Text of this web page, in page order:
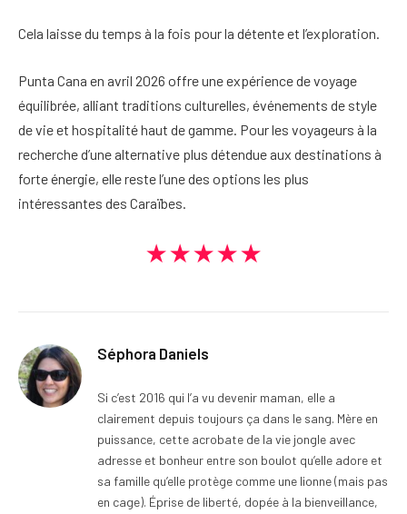
Cela laisse du temps à la fois pour la détente et l’exploration.
Punta Cana en avril 2026 offre une expérience de voyage
équilibrée, alliant traditions culturelles, événements de style
de vie et hospitalité haut de gamme. Pour les voyageurs à la
recherche d’une alternative plus détendue aux destinations à
forte énergie, elle reste l’une des options les plus
intéressantes des Caraïbes.
★★★★★
Séphora Daniels
Si c’est 2016 qui l’a vu devenir maman, elle a
clairement depuis toujours ça dans le sang. Mère en
puissance, cette acrobate de la vie jongle avec
adresse et bonheur entre son boulot qu’elle adore et
sa famille qu’elle protège comme une lionne (mais pas
en cage). Éprise de liberté, dopée à la bienveillance,